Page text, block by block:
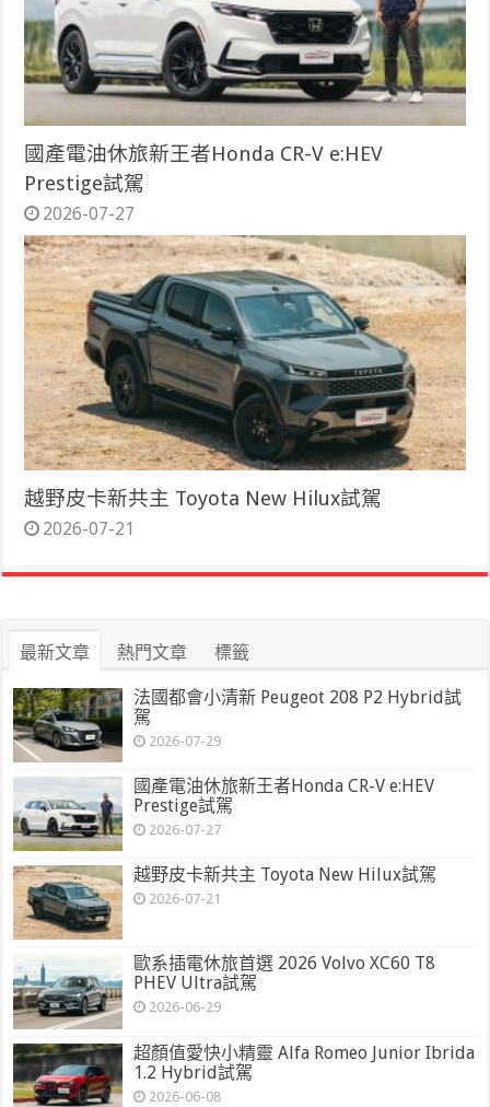
國產電油休旅新王者Honda CR-V e:HEV
Prestige試駕
2026-07-27
越野皮卡新共主 Toyota New Hilux試駕
2026-07-21
最新文章 熱門文章 標籤
法國都會小清新 Peugeot 208 P2 Hybrid試
駕
2026-07-29
國產電油休旅新王者Honda CR-V e:HEV
Prestige試駕
2026-07-27
越野皮卡新共主 Toyota New Hilux試駕
2026-07-21
歐系插電休旅首選 2026 Volvo XC60 T8
PHEV Ultra試駕
2026-06-29
超顏值愛快小精靈 Alfa Romeo Junior Ibrida
1.2 Hybrid試駕
2026-06-08